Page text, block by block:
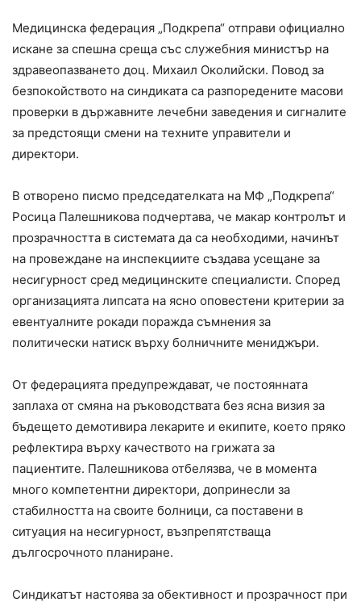
Медицинска федерация „Подкрепа“ отправи официално
искане за спешна среща със служебния министър на
здравеопазването доц. Михаил Околийски. Повод за
безпокойството на синдиката са разпоредените масови
проверки в държавните лечебни заведения и сигналите
за предстоящи смени на техните управители и
директори.
В отворено писмо председателката на МФ „Подкрепа“
Росица Палешникова подчертава, че макар контролът и
прозрачността в системата да са необходими, начинът
на провеждане на инспекциите създава усещане за
несигурност сред медицинските специалисти. Според
организацията липсата на ясно оповестени критерии за
евентуалните рокади поражда съмнения за
политически натиск върху болничните мениджъри.
От федерацията предупреждават, че постоянната
заплаха от смяна на ръководствата без ясна визия за
бъдещето демотивира лекарите и екипите, което пряко
рефлектира върху качеството на грижата за
пациентите. Палешникова отбелязва, че в момента
много компетентни директори, допринесли за
стабилността на своите болници, са поставени в
ситуация на несигурност, възпрепятстваща
дългосрочното планиране.
Синдикатът настоява за обективност и прозрачност при